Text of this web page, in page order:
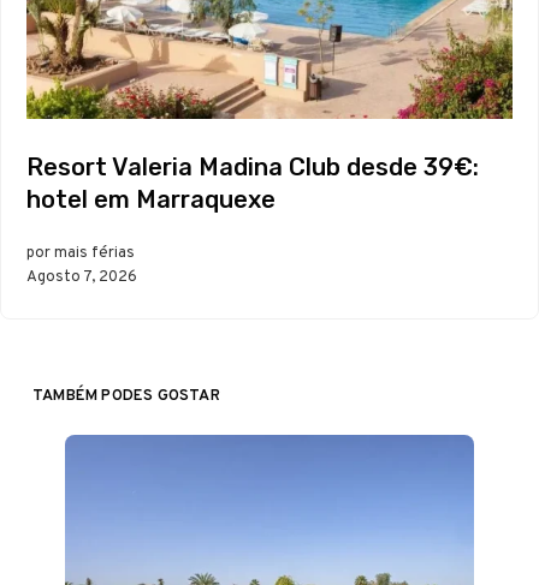
Resort Valeria Madina Club desde 39€:
hotel em Marraquexe
por mais férias
Agosto 7, 2026
TAMBÉM PODES GOSTAR